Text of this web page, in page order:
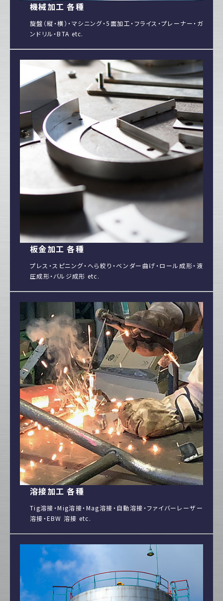
機械加工 各種
旋盤（縦・横）・マシニング・5面加工・フライス・プレーナー・ガ
ンドリル・BTA etc.
板金加工 各種
プレス・スピニング・へら絞り・ベンダー曲げ・ロール成形・液
圧成形・バルジ成形 etc.
溶接加工 各種
Tig溶接・Mig溶接・Mag溶接・自動溶接・ファイバーレーザー
溶接・EBW 溶接 etc.